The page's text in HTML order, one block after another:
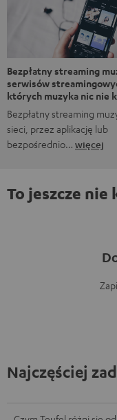
Bezpłatny streaming
serwisów
których muzyka nic nie
Bezpłatny streaming
sieci, przez aplikację lub
bezpośrednio… więcej
To jeszcze nie
Najczęściej